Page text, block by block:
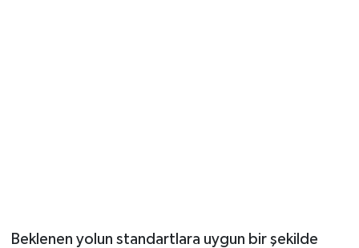
Beklenen yolun standartlara uygun bir şekilde